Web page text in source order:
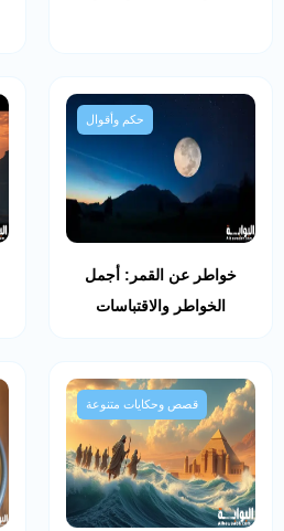
حكم وأقوال
خواطر عن القمر: أجمل
الخواطر والاقتباسات
قصص وحكايات متنوعة